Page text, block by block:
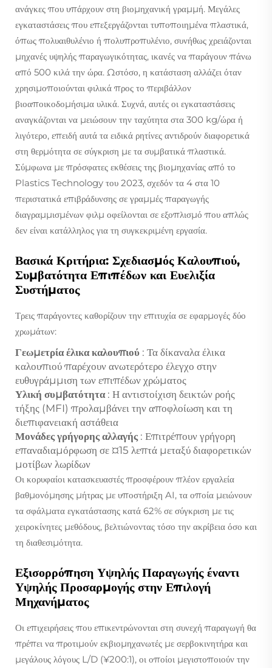
ανάγκες που υπάρχουν στη βιομηχανική γραμμή. Μεγάλες
εγκαταστάσεις που επεξεργάζονται τυποποιημένα πλαστικά,
όπως πολυαιθυλένιο ή πολυπροπυλένιο, συνήθως χρειάζονται
μηχανές υψηλής παραγωγικότητας, ικανές να παράγουν πάνω
από 500 κιλά την ώρα. Ωστόσο, η κατάσταση αλλάζει όταν
χρησιμοποιούνται φιλικά προς το περιβάλλον
βιοαποικοδομήσιμα υλικά. Συχνά, αυτές οι εγκαταστάσεις
αναγκάζονται να μειώσουν την ταχύτητα στα 300 kg/ώρα ή
λιγότερο, επειδή αυτά τα ειδικά ρητίνες αντιδρούν διαφορετικά
στη θερμότητα σε σύγκριση με τα συμβατικά πλαστικά.
Σύμφωνα με πρόσφατες εκθέσεις της βιομηχανίας από το
Plastics Technology του 2023, σχεδόν τα 4 στα 10
περιστατικά επιβράδυνσης σε γραμμές παραγωγής
διαγραμμισμένων φιλμ οφείλονται σε εξοπλισμό που απλώς
δεν είναι κατάλληλος για τη συγκεκριμένη εργασία.
Βασικά Κριτήρια: Σχεδιασμός Καλουπιού,
Συμβατότητα Επιπέδων και Ευελιξία
Συστήματος
Τρεις παράγοντες καθορίζουν την επιτυχία σε εφαρμογές δύο
χρωμάτων:
Γεωμετρία έλικα καλουπιού : Τα δίκαναλα έλικα
καλουπιού παρέχουν ανωτερότερο έλεγχο στην
ευθυγράμμιση των επιπέδων χρώματος
Υλική συμβατότητα : Η αντιστοίχιση δεικτών ροής
τήξης (MFI) προλαμβάνει την αποφλοίωση και τη
διεπιφανειακή αστάθεια
Μονάδες γρήγορης αλλαγής : Επιτρέπουν γρήγορη
επαναδιαμόρφωση σε ¤15 λεπτά μεταξύ διαφορετικών
μοτίβων λωρίδων
Οι κορυφαίοι κατασκευαστές προσφέρουν πλέον εργαλεία
βαθμονόμησης μήτρας με υποστήριξη AI, τα οποία μειώνουν
τα σφάλματα εγκατάστασης κατά 62% σε σύγκριση με τις
χειροκίνητες μεθόδους, βελτιώνοντας τόσο την ακρίβεια όσο και
τη διαθεσιμότητα.
Εξισορρόπηση Υψηλής Παραγωγής έναντι
Υψηλής Προσαρμογής στην Επιλογή
Μηχανήματος
Οι επιχειρήσεις που επικεντρώνονται στη συνεχή παραγωγή θα
πρέπει να προτιμούν εκβιομηχανωτές με σερβοκινητήρα και
μεγάλους λόγους L/D (¥200:1), οι οποίοι μεγιστοποιούν την